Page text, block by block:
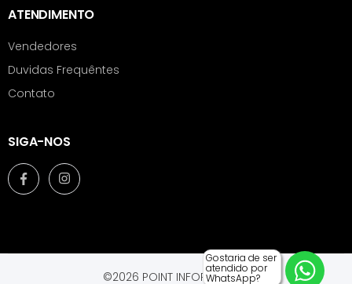
ATENDIMENTO
Vendedores
Duvidas Frequêntes
Contato
SIGA-NOS
©2026 POINT INFORMÁTICA.
Gostaria de ser
atendido por
WhatsApp?